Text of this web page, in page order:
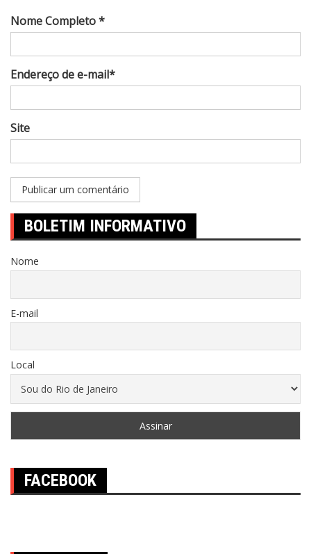
Nome Completo *
Endereço de e-mail*
Site
BOLETIM INFORMATIVO
Nome
E-mail
Local
FACEBOOK